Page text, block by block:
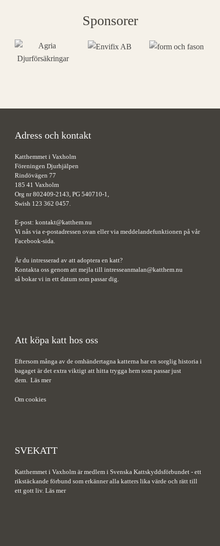
Sponsorer
Adress och kontakt
Katthemmet i Vaxholm
Föreningen Djurhjälpen
Rindövägen 77
185 41 Vaxholm
Org nr 802409-2143, PG 540710-1,
Swish 123 362 0457.
E-post: kontakt@katthem.nu
Vi nås via e-postadressen ovan eller via meddelandefunktionen på vår
Facebook-sida.
Är du intresserad av att adoptera en katt?
Kontakta oss genom att mejla till intresseanmalan@katthem.nu
så bokar vi in ett datum som passar dig.
Att köpa katt hos oss
Eftersom många av de omhändertagna katterna har en sorglig historia i
bagaget är det extra viktigt att hitta trygga hem som passar just
dem. Läs mer
Om cookies
SVEKATT
Katthemmet i Vaxholm är medlem i Svenska Kattskyddsförbundet - ett
rikstäckande förbund som erkänner alla katters lika värde och rätt till
ett gott liv. Läs mer